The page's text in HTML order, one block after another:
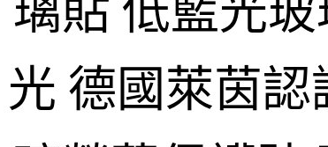
璃貼 低藍光
光 德國萊茵